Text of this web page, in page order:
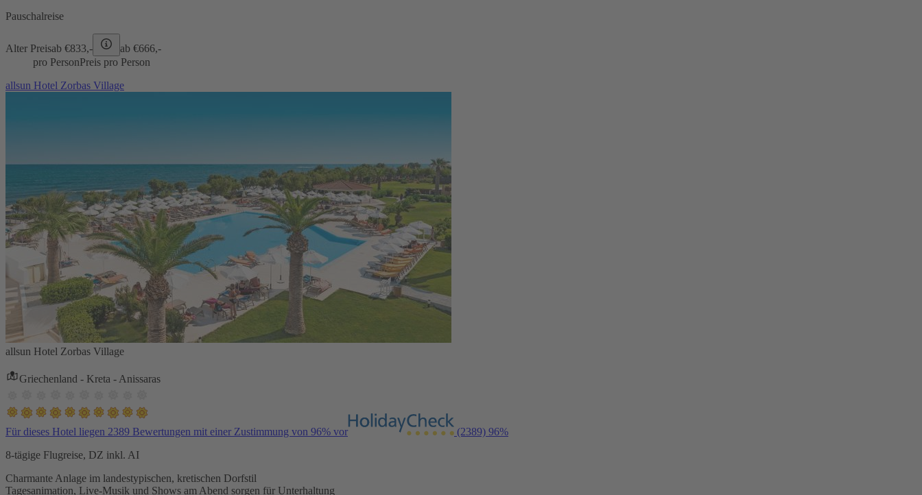
Pauschalreise
Alter Preisab €833,- ab €666,-
pro PersonPreis pro Person
allsun Hotel Zorbas Village
allsun Hotel Zorbas Village
Griechenland - Kreta - Anissaras
Für dieses Hotel liegen 2389 Bewertungen mit einer Zustimmung von 96% vor (2389) 96%
8-tägige Flugreise, DZ inkl. AI
Charmante Anlage im landestypischen, kretischen Dorfstil
Tagesanimation, Live-Musik und Shows am Abend sorgen für Unterhaltung